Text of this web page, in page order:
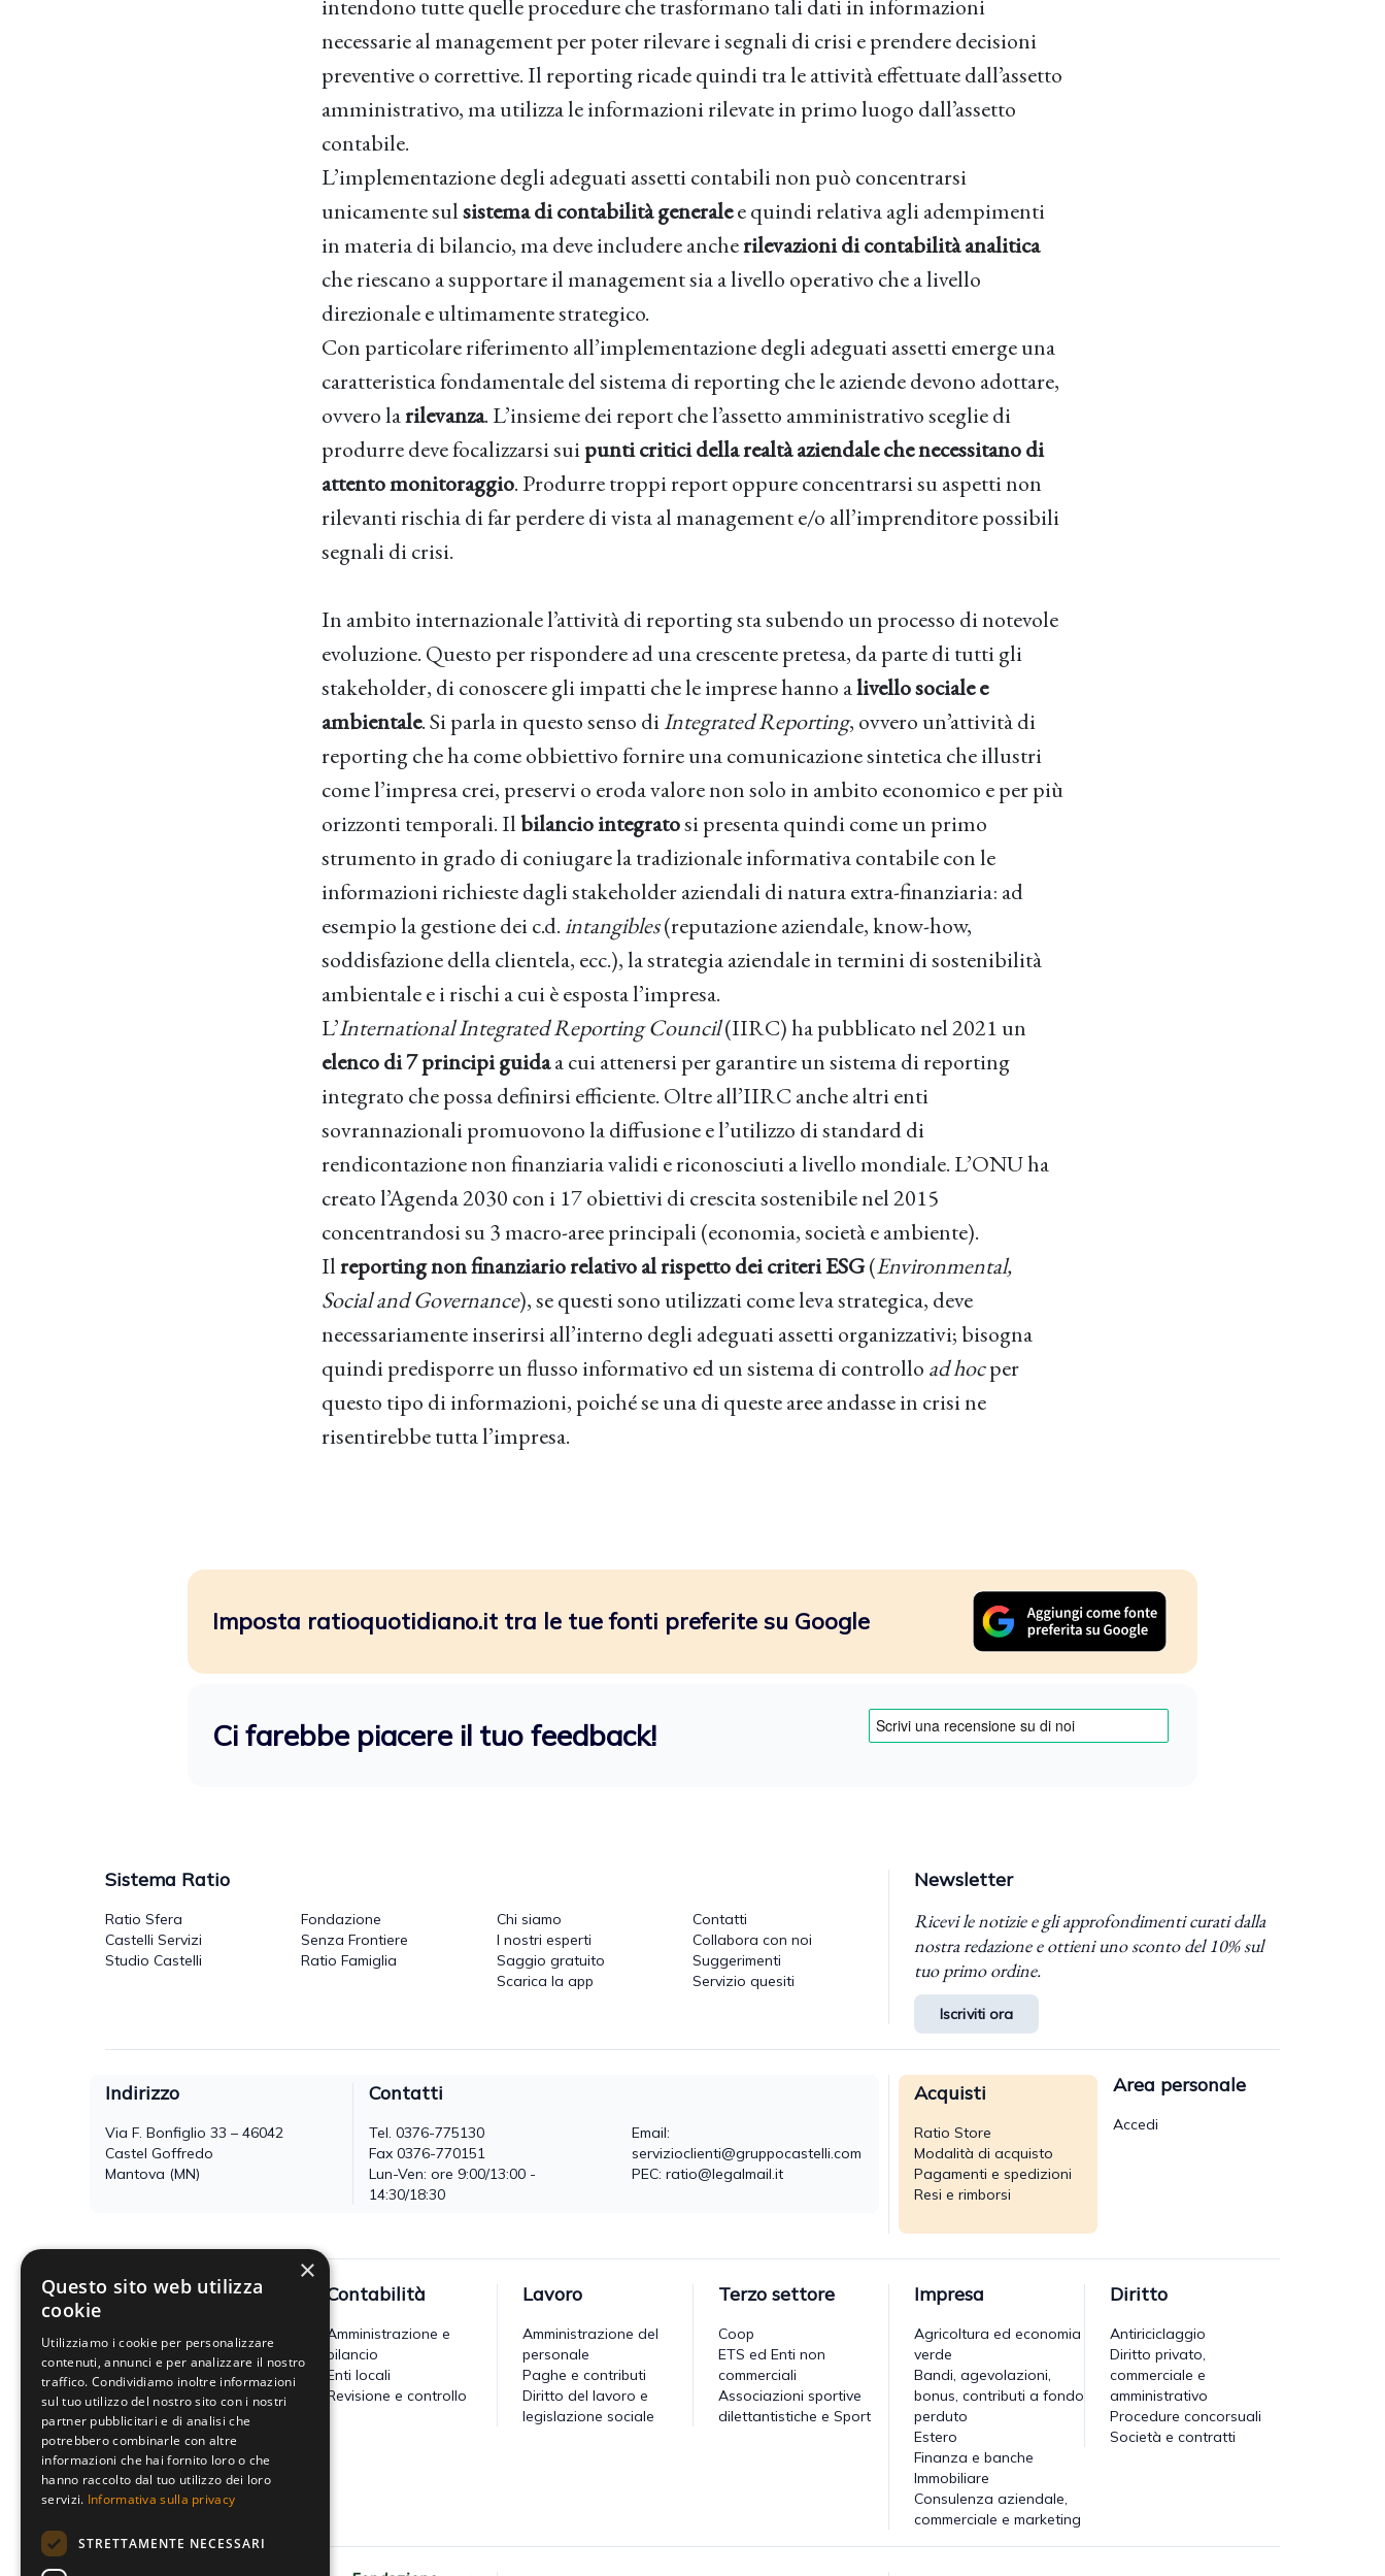
intendono tutte quelle procedure che trasformano tali dati in informazioni
necessarie al management per poter rilevare i segnali di crisi e prendere decisioni
preventive o correttive. Il reporting ricade quindi tra le attività effettuate dall’assetto
amministrativo, ma utilizza le informazioni rilevate in primo luogo dall’assetto
contabile.
L’implementazione degli adeguati assetti contabili non può concentrarsi
unicamente sulsistema di contabilità generalee quindi relativa agli adempimenti
in materia di bilancio, ma deve includere ancherilevazioni di contabilità analitica
che riescano a supportare il management sia a livello operativo che a livello
direzionale e ultimamente strategico.
Con particolare riferimento all’implementazione degli adeguati assetti emerge una
caratteristica fondamentale del sistema di reporting che le aziende devono adottare,
ovvero larilevanza. L’insieme dei report che l’assetto amministrativo sceglie di
produrre deve focalizzarsi suipunti critici della realtà aziendale che necessitano di
attento monitoraggio. Produrre troppi report oppure concentrarsi su aspetti non
rilevanti rischia di far perdere di vista al management e/o all’imprenditore possibili
segnali di crisi.
In ambito internazionale l’attività di reporting sta subendo un processo di notevole
evoluzione. Questo per rispondere ad una crescente pretesa, da parte di tutti gli
stakeholder, di conoscere gli impatti che le imprese hanno alivello sociale e
ambientale. Si parla in questo senso diIntegrated Reporting, ovvero un’attività di
reporting che ha come obbiettivo fornire una comunicazione sintetica che illustri
come l’impresa crei, preservi o eroda valore non solo in ambito economico e per più
orizzonti temporali. Ilbilancio integratosi presenta quindi come un primo
strumento in grado di coniugare la tradizionale informativa contabile con le
informazioni richieste dagli stakeholder aziendali di natura extra-finanziaria: ad
esempio la gestione dei c.d.intangibles(reputazione aziendale, know-how,
soddisfazione della clientela, ecc.), la strategia aziendale in termini di sostenibilità
ambientale e i rischi a cui è esposta l’impresa.
L’International Integrated Reporting Council(IIRC) ha pubblicato nel 2021 un
elenco di 7 principi guidaa cui attenersi per garantire un sistema di reporting
integrato che possa definirsi efficiente. Oltre all’IIRC anche altri enti
sovrannazionali promuovono la diffusione e l’utilizzo di standard di
rendicontazione non finanziaria validi e riconosciuti a livello mondiale. L’ONU ha
creato l’Agenda 2030 con i 17 obiettivi di crescita sostenibile nel 2015
concentrandosi su 3 macro-aree principali (economia, società e ambiente).
Ilreporting non finanziario relativo al rispetto dei criteri ESG(Environmental,
Social and Governance), se questi sono utilizzati come leva strategica, deve
necessariamente inserirsi all’interno degli adeguati assetti organizzativi; bisogna
quindi predisporre un flusso informativo ed un sistema di controllo ad hocper
questo tipo di informazioni, poiché se una di queste aree andasse in crisi ne
risentirebbe tutta l’impresa.
Imposta ratioquotidiano.it tra le tue fonti preferite su Google
Ci farebbe piacere il tuo feedback!
Sistema Ratio
Ratio Sfera
Castelli Servizi
Studio Castelli
Fondazione
Senza Frontiere
Ratio Famiglia
Chi siamo
I nostri esperti
Saggio gratuito
Scarica la app
Contatti
Collabora con noi
Suggerimenti
Servizio quesiti
Newsletter
Ricevi le notizie e gli approfondimenti curati dalla
nostra redazione e ottieni uno sconto del 10% sul
tuo primo ordine.
Iscriviti ora
Indirizzo
Via F. Bonfiglio 33 – 46042
Castel Goffredo
Mantova (MN)
Contatti
Tel.0376-775130
Fax 0376-770151
Lun-Ven: ore 9:00/13:00 -
14:30/18:30
Email:
servizioclienti@gruppocastelli.com
PEC: ratio@legalmail.it
Acquisti
Ratio Store
Modalità di acquisto
Pagamenti e spedizioni
Resi e rimborsi
Area personale
Accedi
Fisco
Accertamento, riscossione e
contenzioso
Imposte dirette
Altre imposte indirette e altri
tributi
Tributi locali
IVA
Contabilità
Amministrazione e
bilancio
Enti locali
Revisione e controllo
Lavoro
Amministrazione del
personale
Paghe e contributi
Diritto del lavoro e
legislazione sociale
Terzo settore
Coop
ETS ed Enti non
commerciali
Associazioni sportive
dilettantistiche e Sport
Impresa
Agricoltura ed economia
verde
Bandi, agevolazioni,
bonus, contributi a fondo
perduto
Estero
Finanza e banche
Immobiliare
Consulenza aziendale,
commerciale e marketing
Diritto
Antiriciclaggio
Diritto privato,
commerciale e
amministrativo
Procedure concorsuali
Società e contratti
×
Questo sito web utilizza
cookie
Utilizziamo i cookie per personalizzare
contenuti, annunci e per analizzare il nostro
traffico. Condividiamo inoltre informazioni
sul tuo utilizzo del nostro sito con i nostri
partner pubblicitari e di analisi che
potrebbero combinarle con altre
informazioni che hai fornito loro o che
hanno raccolto dal tuo utilizzo dei loro
servizi. Informativa sulla privacy
STRETTAMENTE NECESSARI